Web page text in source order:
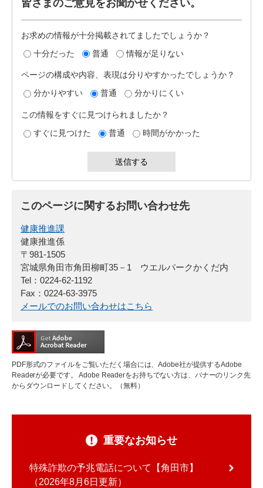
皆さまのご意見をお聞かせください。
お求めの情報が十分掲載されてましたでしょうか？
十分だった
普通 情報が足りない
ページの構成や内容、表現は分りやすかったでしょうか？
分かりやすい
普通 分かりにくい
この情報をすぐに見つけられましたか？
すぐに見つけた
普通 時間がかかった
このページに関するお問い合わせ先
健康推進課
健康推進係
〒981-1505
宮城県角田市角田柳町35－1 ウエルパークかくだ内
Tel：0224-62-1192
Fax：0224-63-3975
メールでのお問い合わせはこちら
PDF形式のファイルをご覧いただく場合には、Adobe社が提供するAdobe
Readerが必要です。
Adobe Readerをお持ちでない方は、バナーのリンク先
からダウンロードしてください。（無料）
重要なお知らせ
特殊詐欺の予兆電話について【角田市】
2026年8月6日更新